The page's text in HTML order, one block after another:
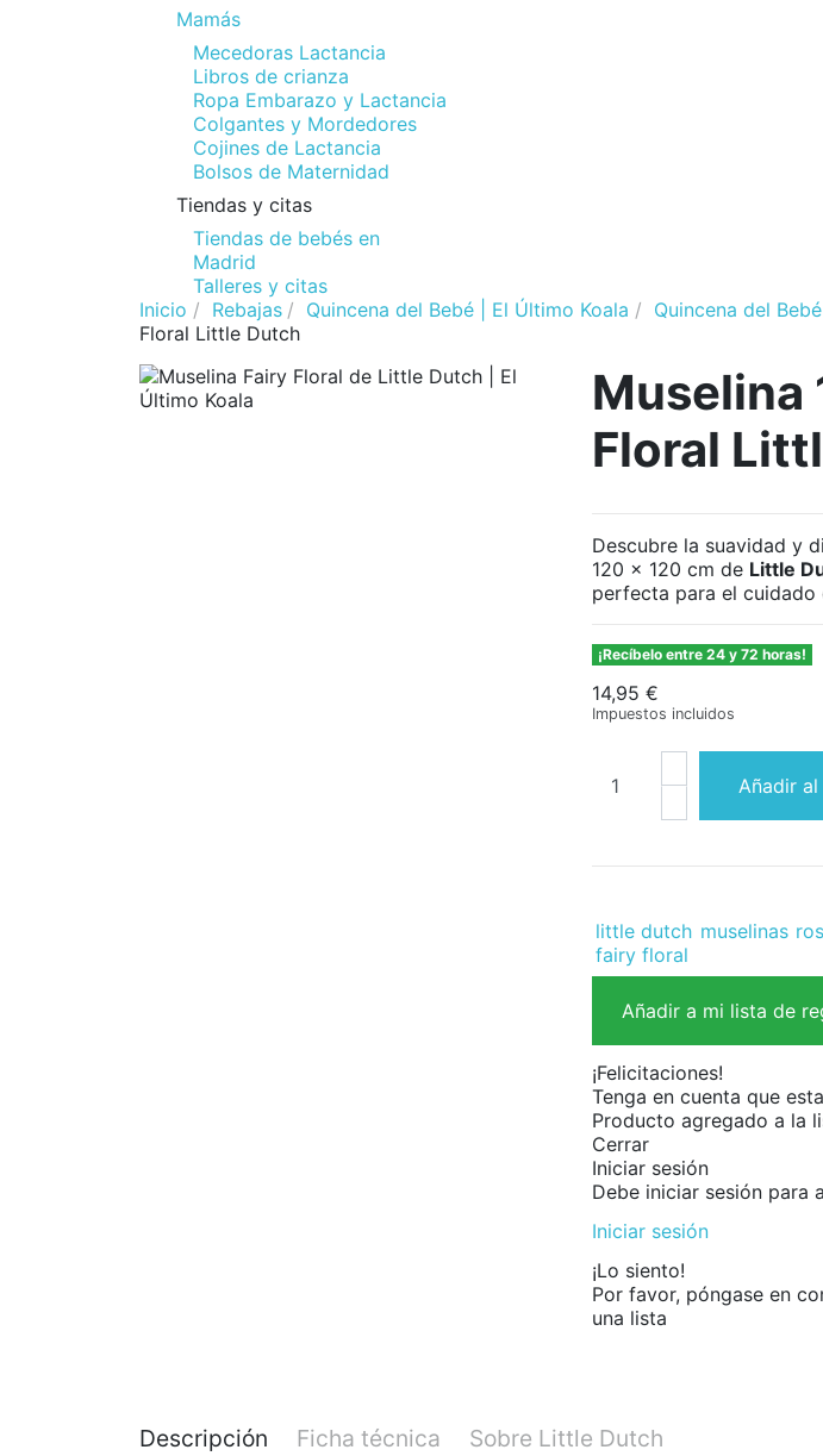
Mamás
Mecedoras Lactancia
Libros de crianza
Ropa Embarazo y Lactancia
Colgantes y Mordedores
Cojines de Lactancia
Bolsos de Maternidad
Tiendas y citas
Tiendas de bebés en
Madrid
Talleres y citas
Inicio
Rebajas Quincena del Bebé | El Último Koala Quincena del
Floral Little Dutch
Muselina
Floral
Descubre la suavidad y
120 x 120 cm de Little
perfecta para el
¡Recíbelo entre 24 y 72 horas!
14,95 €
Impuestos incluidos
Añadir
little dutch muselinas
fairy floral
Añadir a mi lista de
¡Felicitaciones!
Tenga en cuenta que
Producto agregado a la
Cerrar
Iniciar sesión
Debe iniciar sesión para
Iniciar sesión
¡Lo siento!
Por favor, póngase en
una lista
Descripción Ficha técnica Sobre Little Dutch